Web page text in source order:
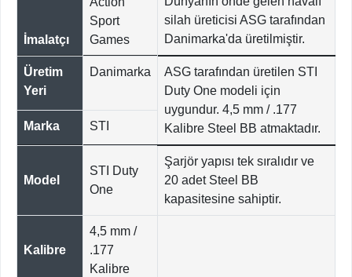
İmalatçı
Sport
Games
silah üreticisi ASG tarafından
Danimarka'da üretilmiştir.
Üretim
Yeri
Danimarka
ASG tarafından üretilen STI
Duty One modeli için
uygundur. 4,5 mm / .177
Kalibre Steel BB atmaktadır.
Marka STI
Model
STI Duty
One
Şarjör yapısı tek sıralıdır ve
20 adet Steel BB
kapasitesine sahiptir.
Kalibre
4,5 mm /
.177
Kalibre